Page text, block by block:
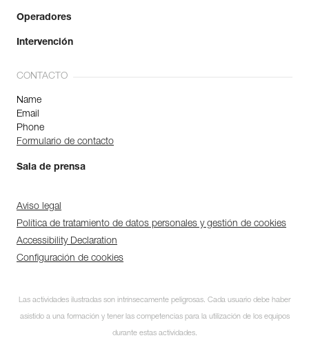
Operadores
Intervención
CONTACTO
Name
Email
Phone
Formulario de contacto
Sala de prensa
Aviso legal
Política de tratamiento de datos personales y gestión de cookies
Accessibility Declaration
Configuración de cookies
Las actividades ilustradas son intrínsecamente peligrosas. Cada usuario debe haber
asistido a una formación y tener las competencias para la utilización de los equipos
durante estas actividades.